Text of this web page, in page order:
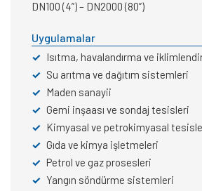
DN100 (4”) – DN2000 (80”)
Uygulamalar
✓ Isıtma, havalandırma ve
✓ Su arıtma ve dağıtım sistemleri
✓ Maden sanayii
✓ Gemi inşaası ve sondaj tesisleri
✓ Kimyasal ve petrokimyasal
✓ Gıda ve kimya işletmeleri
✓ Petrol ve gaz prosesleri
✓ Yangın söndürme sistemleri